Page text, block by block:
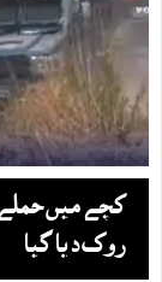
کچے میں
روک دیا گیا